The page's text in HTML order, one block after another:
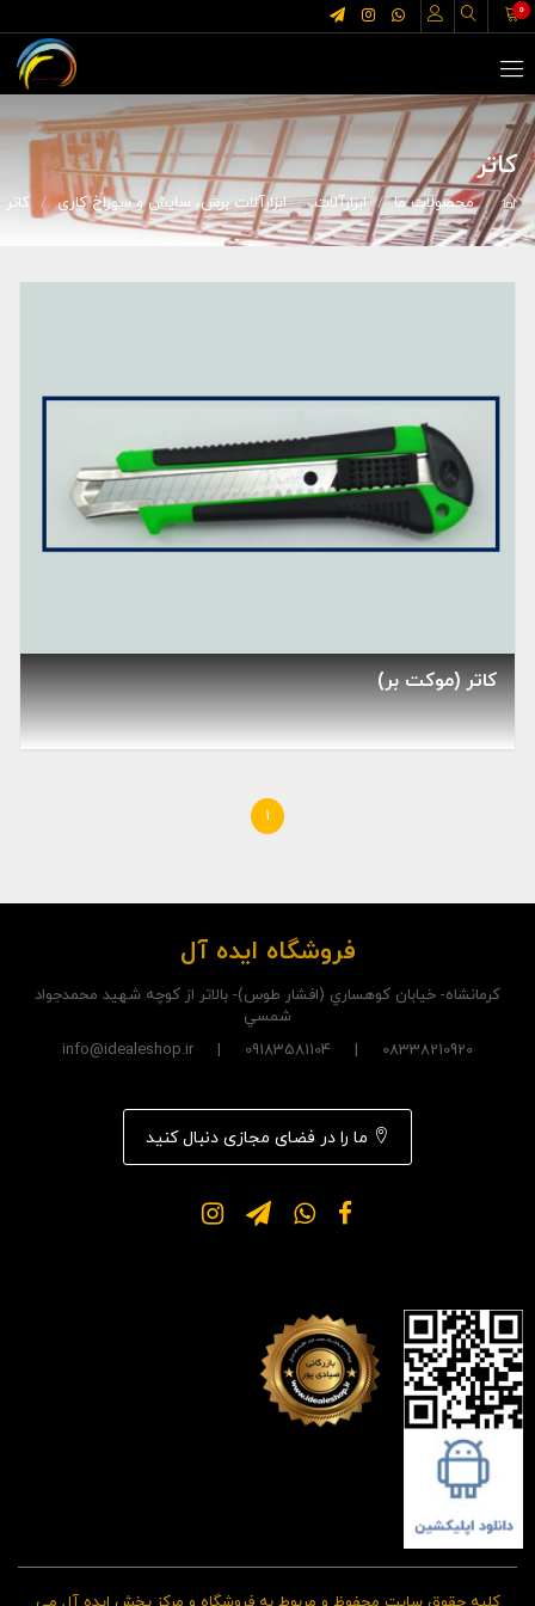
0
کاتر
محصولات ما ابزارآلات ابزارآلات برش، سایش و سوراخ کاری کاتر
کاتر (موکت بر)
1
فروشگاه ایده آل
کرمانشاه- خيابان کوهساري (افشار طوس)- بالاتر از کوچه شهيد محمدجواد
شمسي
08338210920 | 09183581104 | info@idealeshop.ir
ما را در فضای مجازی دنبال کنید